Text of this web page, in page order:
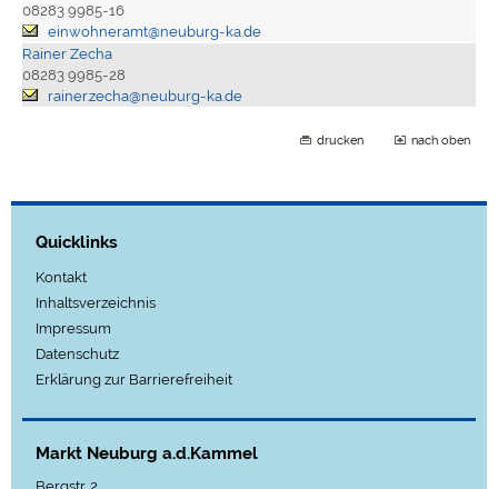
08283 9985-16
einwohneramt@neuburg-ka.de
Rainer Zecha
08283 9985-28
rainer.zecha@neuburg-ka.de
drucken nach oben
Quicklinks
Kontakt
Inhaltsverzeichnis
Impressum
Datenschutz
Erklärung zur Barrierefreiheit
Markt Neuburg a.d.Kammel